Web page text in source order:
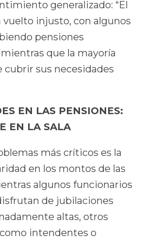
generalizado: “El
vuelto injusto, con algunos
pensiones
que la mayoría
cubrir sus necesidades
EN LAS PENSIONES:
EN LA SALA
más críticos es la
en los montos de las
algunos funcionarios
de jubilaciones
altas, otros
intendentes o